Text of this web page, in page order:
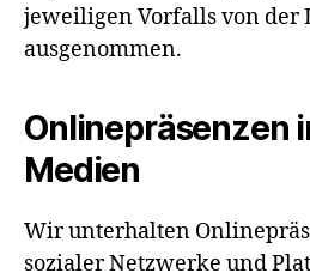
jeweiligen Vorfalls von der
ausgenommen.
Onlinepräsenzen
Medien
Wir unterhalten
sozialer Netzwerke und